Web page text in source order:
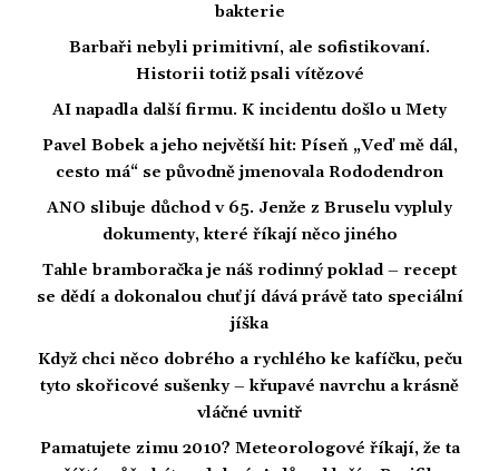
bakterie
Barbaři nebyli primitivní, ale sofistikovaní.
Historii totiž psali vítězové
AI napadla další firmu. K incidentu došlo u Mety
Pavel Bobek a jeho největší hit: Píseň „Veď mě dál,
cesto má“ se původně jmenovala Rododendron
ANO slibuje důchod v 65. Jenže z Bruselu vypluly
dokumenty, které říkají něco jiného
Tahle bramboračka je náš rodinný poklad – recept
se dědí a dokonalou chuť jí dává právě tato speciální
jíška
Když chci něco dobrého a rychlého ke kafíčku, peču
tyto skořicové sušenky – křupavé navrchu a krásně
vláčné uvnitř
Pamatujete zimu 2010? Meteorologové říkají, že ta